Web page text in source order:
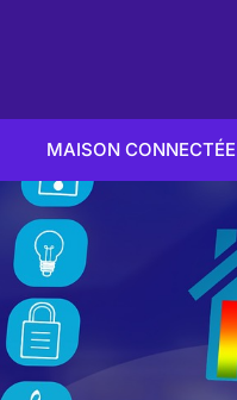
MAISON CONNECTÉE